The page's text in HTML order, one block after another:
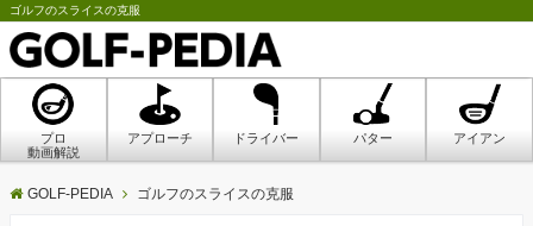
ゴルフのスライスの克服
プロ
動画解説
アプローチ ドライバー パター アイアン
GOLF-PEDIA ゴルフのスライスの克服